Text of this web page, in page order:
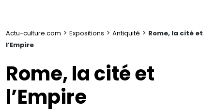
Actu-culture.com > Expositions > Antiquité > Rome, la cité et
l’Empire
Rome, la cité et
l’Empire